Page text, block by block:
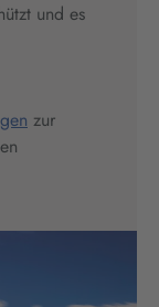
und es
zur